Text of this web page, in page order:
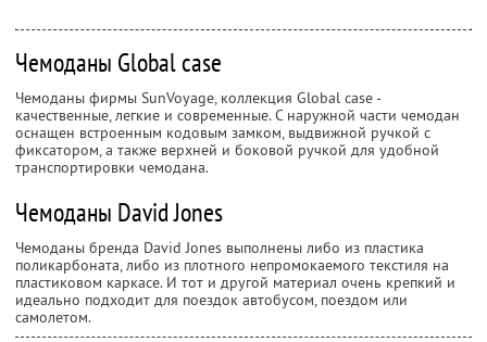
Чемоданы Global case
Чемоданы фирмы SunVoyage, коллекция Global case -
качественные, легкие и современные. С наружной части чемодан
оснащен встроенным кодовым замком, выдвижной ручкой с
фиксатором, а также верхней и боковой ручкой для удобной
транспортировки чемодана.
Чемоданы David Jones
Чемоданы бренда David Jones выполнены либо из пластика
поликарбоната, либо из плотного непромокаемого текстиля на
пластиковом каркасе. И тот и другой материал очень крепкий и
идеально подходит для поездок автобусом, поездом или
самолетом.